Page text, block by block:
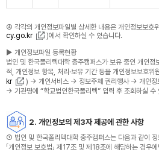
④ 각각의 개인정보파일별 상세한 내용은 개인정보보호
cy.go.kr
)에서 확인하실 수 있습니다.
▶ 개인정보파일 등록현황
법인 및 한국폴리텍대학 충주캠퍼스가 보유 중인 개인
적, 개인정보 항목, 처리·보유 기간 등을 개인정보보호위
kr
) → 개인서비스 → 정보주체 권리행사 → 개인정
→ 기관명에 “학교법인한국폴리텍” 입력 후 조회하실 수
2. 개인정보의 제3자 제공에 관한 사항
① 법인 및 한국폴리텍대학 충주캠퍼스는 다음과 같이
「개인정보 보호법」 제17조 및 제18조에 해당하는 경우